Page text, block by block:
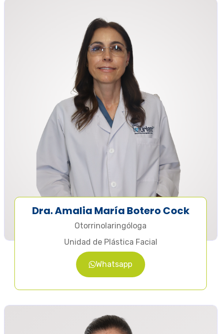
Dra. Amalia María Botero Cock
Otorrinolaringóloga
Unidad de Plástica Facial
Whatsapp